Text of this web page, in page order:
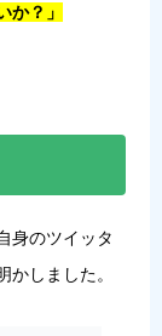
か？」
身のツイッタ
しました。